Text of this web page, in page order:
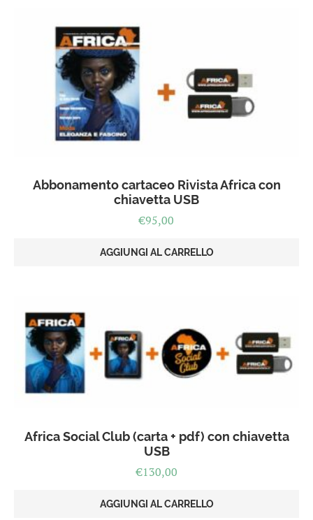
Abbonamento cartaceo Rivista Africa con
chiavetta USB
€95,00
AGGIUNGI AL CARRELLO
Africa Social Club (carta + pdf) con chiavetta
USB
€130,00
AGGIUNGI AL CARRELLO